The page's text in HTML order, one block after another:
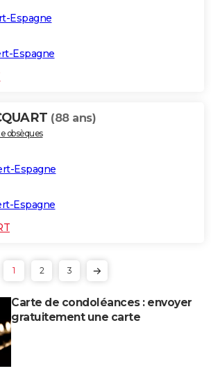
Espagne
Espagne
(88 ans)
obsèques
Espagne
Espagne
1 2 3
Carte de condoléances : envoyer
gratuitement une carte